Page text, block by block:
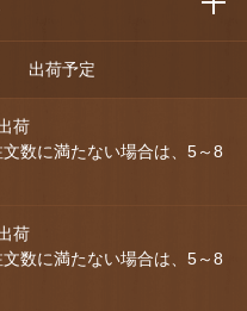
出荷予定
荷
数に満たない場合は、5～8
荷
数に満たない場合は、5～8